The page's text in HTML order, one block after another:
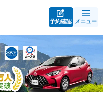
予約確認 メニュー